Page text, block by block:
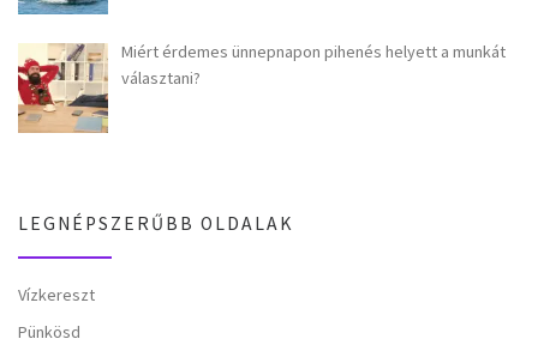
Miért érdemes ünnepnapon pihenés helyett a munkát
választani?
LEGNÉPSZERŰBB OLDALAK
Vízkereszt
Pünkösd